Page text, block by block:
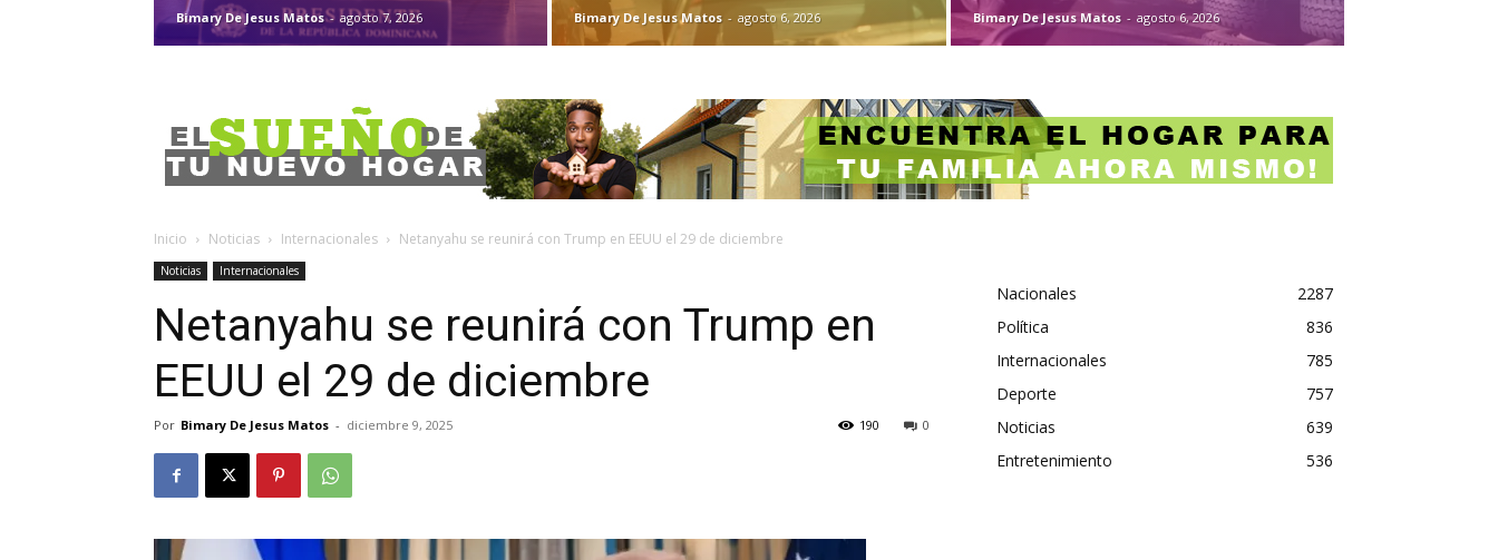
Bimary De Jesus Matos - agosto 7, 2026 Bimary De Jesus Matos - agosto 6, 2026 Bimary De Jesus Matos - agosto 6, 2026
Inicio Noticias Internacionales Netanyahu se reunirá con Trump en EEUU el 29 de diciembre
Noticias Internacionales
Netanyahu se reunirá con Trump en
EEUU el 29 de diciembre
Por Bimary De Jesus Matos - diciembre 9, 2025 0
190
Nacionales
2287
Política
836
Internacionales
785
Deporte
757
Noticias
639
Entretenimiento
536